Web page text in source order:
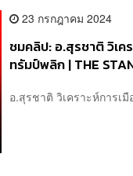
23 กรกฎาคม 2024
ชมคลิป: อ.สุรชาติ วิเค
ทรัมป์พลิก | THE
อ.สุรชาติ วิเคราะห์การเ